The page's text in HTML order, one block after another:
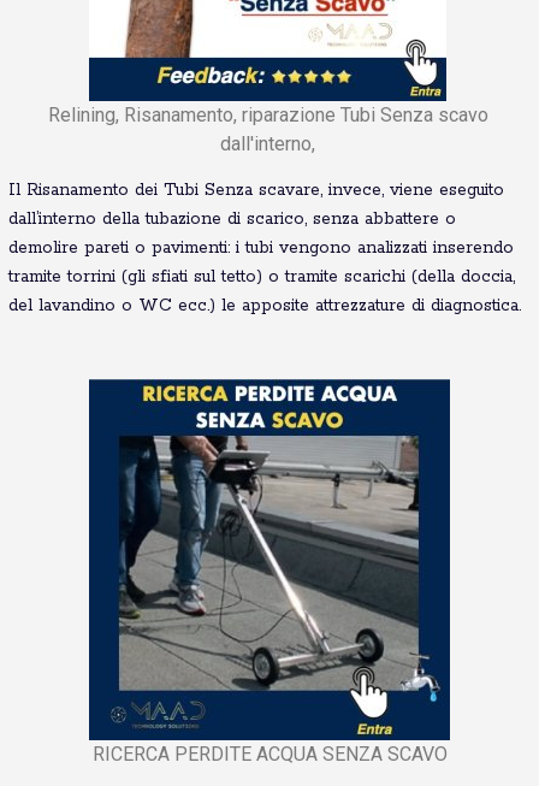
Relining, Risanamento, riparazione Tubi Senza scavo
dall'interno,
Il Risanamento dei Tubi Senza scavare, invece, viene eseguito
dall’interno della tubazione di scarico, senza abbattere o
demolire pareti o pavimenti: i tubi vengono analizzati inserendo
tramite torrini (gli sfiati sul tetto) o tramite scarichi (della doccia,
del lavandino o WC ecc.) le apposite attrezzature di diagnostica.
RICERCA PERDITE ACQUA SENZA SCAVO